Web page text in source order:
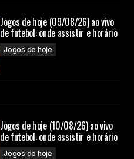
Jogos de hoje (09/08/26) ao vivo
de futebol: onde assistir e horário
Jogos de hoje
Jogos de hoje (10/08/26) ao vivo
de futebol: onde assistir e horário
Jogos de hoje